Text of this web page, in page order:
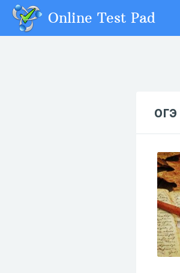
Online Test Pad